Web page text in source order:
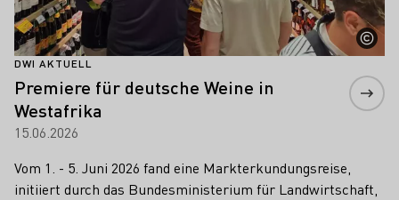
DWI AKTUELL
Premiere für deutsche Weine in
Westafrika
15.06.2026
Vom 1. - 5. Juni 2026 fand eine Markterkundungsreise,
initiiert durch das Bundesministerium für Landwirtschaft,